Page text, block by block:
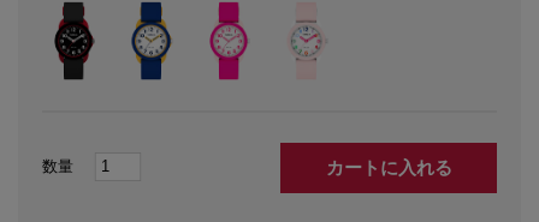
カートに入れる